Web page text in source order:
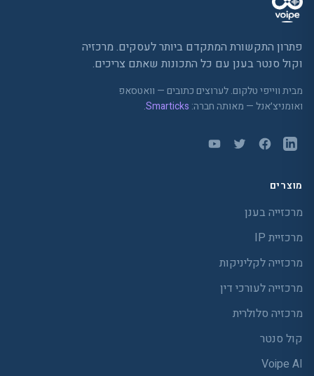
פתרון התקשורת המתקדם ביותר לעסקים. מרכזיה
וקול סנטר בענן עם כל התכונות שאתם צריכים.
מבית ווייפי טלקום. לערוצים כתובים — וואטסאפ
ואומניצ׳אנל — מאותה חברה: Smarticks
.
מוצרים
מרכזייה בענן
מרכזיית IP
מרכזייה לקליניקות
מרכזייה לעורכי דין
מרכזיה סלולרית
קול סנטר
Voipe AI